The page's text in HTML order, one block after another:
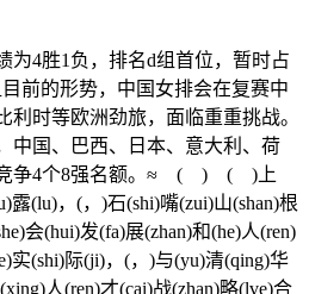
4胜1负，排名d组首位，暂时占
前的形势，中国女排会在复赛中
利时等欧洲劲旅，面临重重挑战。
中国、巴西、日本、意大利、荷
竞争4个8强名额。≈ ( ) ( )上
露(lu)，(，)石(shi)嘴(zui)山(shan)根
会(hui)发(fa)展(zhan)和(he)人(ren)
实(shi)际(ji)，(，)与(yu)清(qing)华
人(ren)才(cai)战(zhan)略(lve)合